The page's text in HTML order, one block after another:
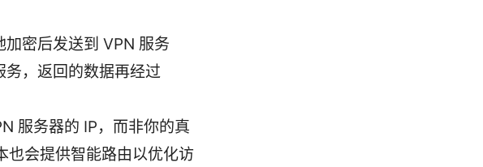
密后发送到 VPN 服务
，返回的数据再经过
服务器的 IP，而非你的真
也会提供智能路由以优化访